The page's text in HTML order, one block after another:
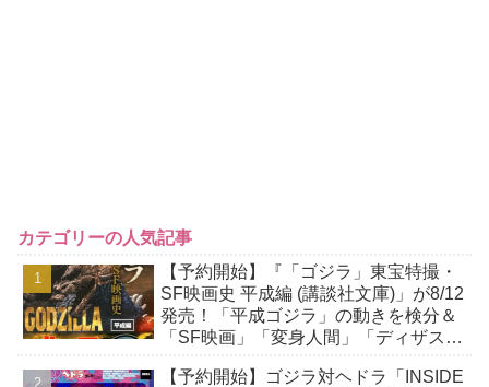
カテゴリーの人気記事
【予約開始】『「ゴジラ」東宝特撮・
SF映画史 平成編 (講談社文庫)」が8/12
発売！「平成ゴジラ」の動きを検分＆
「SF映画」「変身人間」「ディザスタ
【予約開始】ゴジラ対ヘドラ「INSIDE